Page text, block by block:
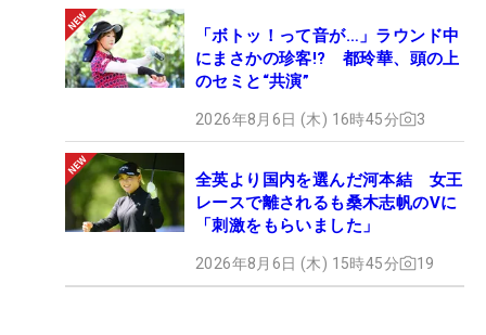
「ボトッ！って音が…」ラウンド中
にまさかの珍客!? 都玲華、頭の上
のセミと“共演”
2026年8月6日 (木) 16時45分 3
全英より国内を選んだ河本結 女王
レースで離されるも桑木志帆のVに
「刺激をもらいました」
2026年8月6日 (木) 15時45分 19